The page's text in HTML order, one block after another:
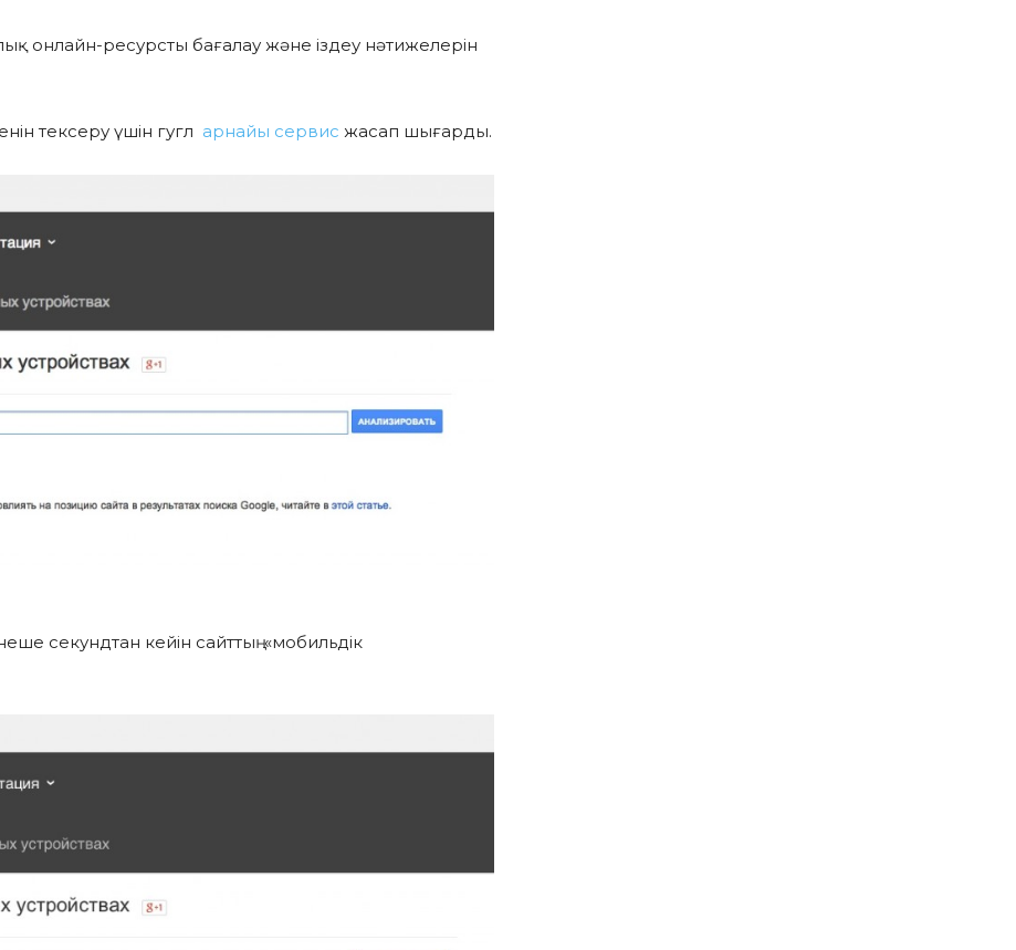
онлайн-ресурсты бағалау және іздеу нәтижелерін
тексеру үшін гугл арнайы сервис жасап шығарды.
секундтан кейін сайттың «мобильдік